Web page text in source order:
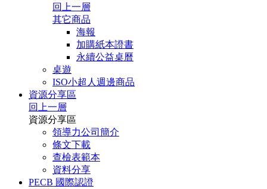
回上一層
其它商品
海報
加購紙本證書
永續公益桌曆
桌遊
ISO小超人週邊商品
資源分享區
回上一層
資源分享區
領導力公司簡介
條文下載
查檢表範本
資料分享
PECB 國際認證